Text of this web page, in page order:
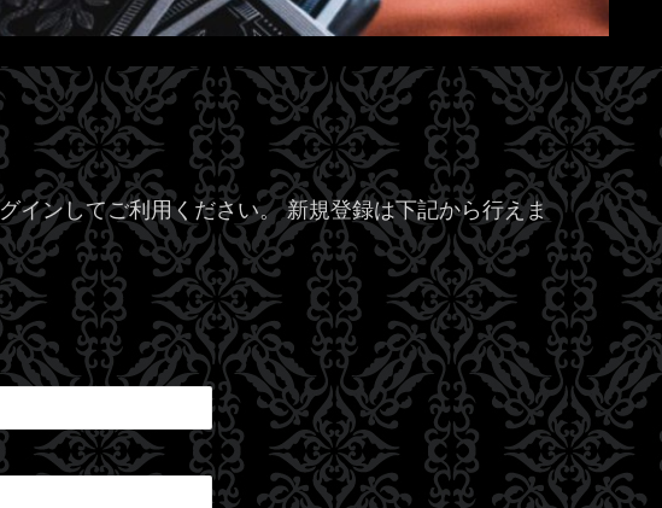
インしてご利用ください。 新規登録は下記から行えま